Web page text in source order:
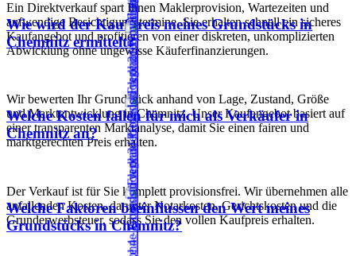
Ein Direktverkauf spart Ihnen Maklerprovision, Wartezeiten und
aufwendige Besichtigungstermine. Sie erhalten schnell ein sicheres
Kaufangebot und profitieren von einer diskreten, unkomplizierten
Abwicklung ohne ungewisse Käuferfinanzierungen.
Wie wird der Kaufpreis meines Grundstücks in
Chemnitz ermittelt?
Wir bewerten Ihr Grundstück anhand von Lage, Zustand, Größe
und Marktentwicklung in Chemnitz. Unser Kaufangebot basiert auf
einer transparenten Marktanalyse, damit Sie einen fairen und
marktgerechten Preis erhalten.
Welche Kosten fallen für mich als Verkäufer in
Chemnitz an?
Der Verkauf ist für Sie komplett provisionsfrei. Wir übernehmen alle
anfallenden Kosten, darunter Notarkosten, Gerichtskosten und die
Grunderwerbsteuer, sodass Sie den vollen Kaufpreis erhalten.
Welche Faktoren beeinflussen den Wert meines
Grundstücks in Chemnitz?